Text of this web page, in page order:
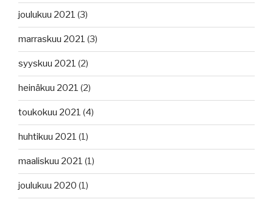
joulukuu 2021 (3)
marraskuu 2021 (3)
syyskuu 2021 (2)
heinäkuu 2021 (2)
toukokuu 2021 (4)
huhtikuu 2021 (1)
maaliskuu 2021 (1)
joulukuu 2020 (1)